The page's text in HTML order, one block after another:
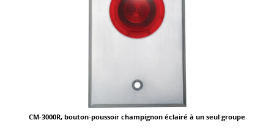
CM-3000R, bouton-poussoir champignon éclairé à un seul groupe